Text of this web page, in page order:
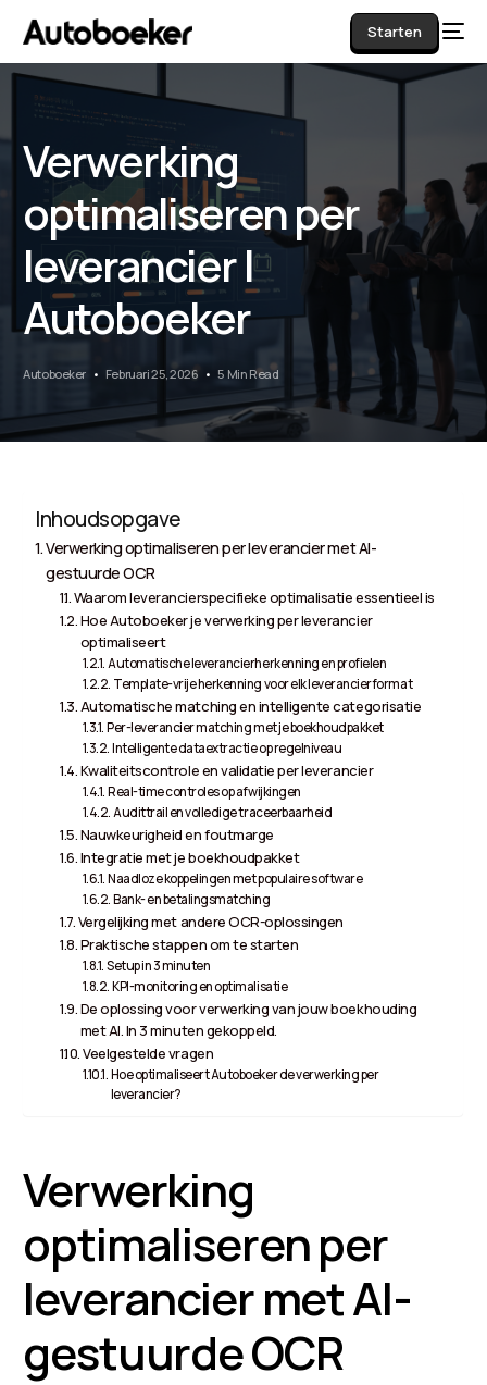
Starten
Verwerking
optimaliseren per
leverancier |
Autoboeker
Autoboeker Februari 25, 2026 5 Min Read
Inhoudsopgave
Verwerking optimaliseren per leverancier met AI-
gestuurde OCR
Waarom leverancierspecifieke optimalisatie essentieel is
Hoe Autoboeker je verwerking per leverancier
optimaliseert
Automatische leverancierherkenning en profielen
Template-vrije herkenning voor elk leverancierformat
Automatische matching en intelligente categorisatie
Per-leverancier matching met je boekhoudpakket
Intelligente dataextractie op regelniveau
Kwaliteitscontrole en validatie per leverancier
Real-time controles op afwijkingen
Audittrail en volledige traceerbaarheid
Nauwkeurigheid en foutmarge
Integratie met je boekhoudpakket
Naadloze koppelingen met populaire software
Bank- en betalingsmatching
Vergelijking met andere OCR-oplossingen
Praktische stappen om te starten
Setup in 3 minuten
KPI-monitoring en optimalisatie
De oplossing voor verwerking van jouw boekhouding
met AI. In 3 minuten gekoppeld.
Veelgestelde vragen
Hoe optimaliseert Autoboeker de verwerking per
leverancier?
Verwerking
optimaliseren per
leverancier met AI-
gestuurde OCR